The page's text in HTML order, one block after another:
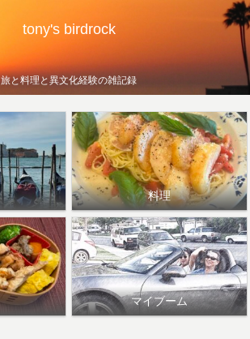
tony's birdrock
旅と料理と異文化経験の雑記録
料理
マイブーム